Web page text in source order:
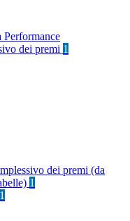
Performance
dei premi 1
dei premi (da
1
1